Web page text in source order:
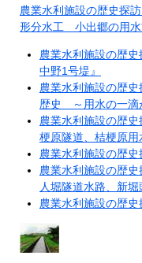
農業水利施設の歴史探
形分水工 小出郷の用水
農業水利施設の歴
中野1号堤』
農業水利施設の歴
歴史 ～用水の一滴
農業水利施設の歴
梗原隧道、桔梗原用
農業水利施設の歴史
農業水利施設の歴
人堀隧道水路、新堀
農業水利施設の歴史